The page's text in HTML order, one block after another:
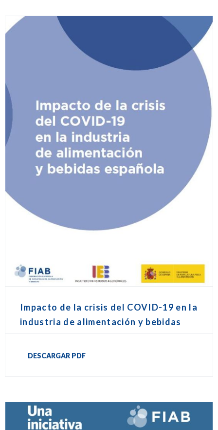
Impacto de la crisis del COVID-19 en la
industria de alimentación y bebidas
DESCARGAR PDF